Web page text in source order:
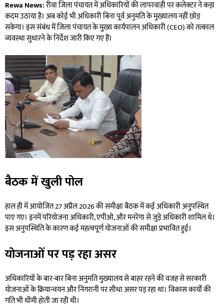
Rewa News:रीवा जिला पंचायत में अधिकारियों की लापरवाही पर कलेक्टर ने कड़ा
कदम उठाया है। अब कोई भी अधिकारी बिना पूर्व अनुमति के मुख्यालय नहीं छोड़
सकेगा। इस संबंध में जिला पंचायत के मुख्य कार्यपालन अधिकारी (CEO) को तत्काल
व्यवस्था सुधारने के निर्देश जारी किए गए हैं।
बैठक में खुली पोल
हाल ही में आयोजित 27 अप्रैल 2026 की समीक्षा बैठक में कई अधिकारी अनुपस्थित
पाए गए। इनमें परियोजना अधिकारी, एपीओ, और मनरेगा से जुड़े अधिकारी शामिल थे।
इस अनुपस्थिति के कारण कई महत्वपूर्ण योजनाओं की समीक्षा प्रभावित हुई।
योजनाओं पर पड़ रहा असर
अधिकारियों के बार-बार बिना अनुमति मुख्यालय से बाहर रहने की वजह से सरकारी
योजनाओं के क्रियान्वयन और निगरानी पर सीधा असर पड़ रहा था। विकास कार्यों की
गति भी धीमी होती जा रही थी।